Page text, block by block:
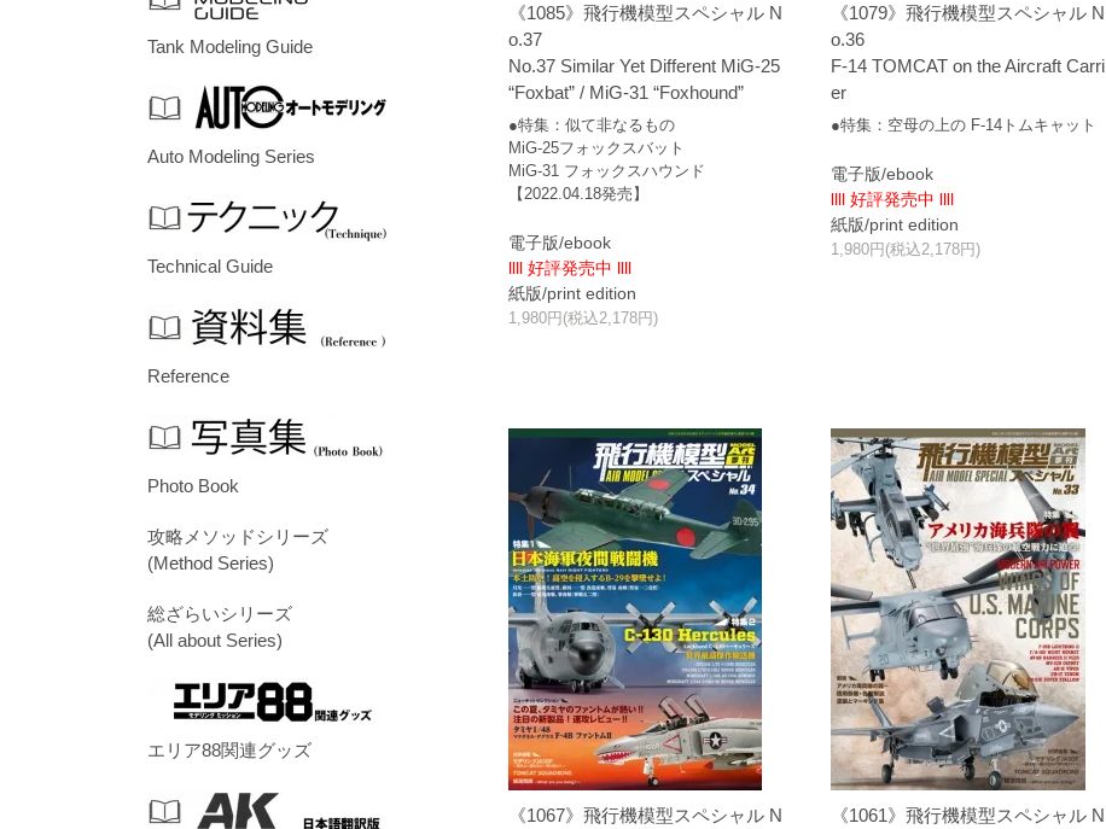
《1085》飛行機模型スペシャル N
o.37
No.37 Similar Yet Different MiG-25
“Foxbat” / MiG-31 “Foxhound”
●特集：似て非なるもの
MiG-25フォックスバット
MiG-31 フォックスハウンド
【2022.04.18発売】
電子版/ebook
llll 好評発売中 llll
紙版/print edition
1,980円(税込2,178円)
《1079》飛行機模型スペシャル N
o.36
F-14 TOMCAT on the Aircraft Carri
er
●特集：空母の上の F-14トムキャット
電子版/ebook
llll 好評発売中 llll
紙版/print edition
1,980円(税込2,178円)
《1067》飛行機模型スペシャル N
《1061》飛行機模型スペシャル N
Tank Modeling Guide
Auto Modeling Series
Technical Guide
Reference
Photo Book
攻略メソッドシリーズ
(Method Series)
総ざらいシリーズ
(All about Series)
エリア88関連グッズ